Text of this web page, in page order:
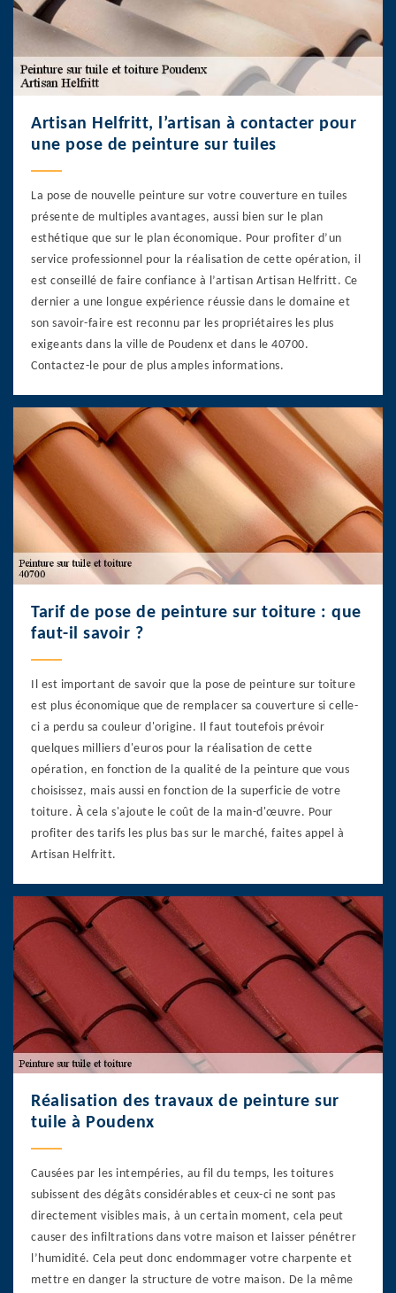
Artisan Helfritt, l’artisan à contacter pour
une pose de peinture sur tuiles
La pose de nouvelle peinture sur votre couverture en tuiles
présente de multiples avantages, aussi bien sur le plan
esthétique que sur le plan économique. Pour profiter d’un
service professionnel pour la réalisation de cette opération, il
est conseillé de faire confiance à l’artisan Artisan Helfritt. Ce
dernier a une longue expérience réussie dans le domaine et
son savoir-faire est reconnu par les propriétaires les plus
exigeants dans la ville de Poudenx et dans le 40700.
Contactez-le pour de plus amples informations.
Tarif de pose de peinture sur toiture : que
faut-il savoir ?
Il est important de savoir que la pose de peinture sur toiture
est plus économique que de remplacer sa couverture si celle-
ci a perdu sa couleur d'origine. Il faut toutefois prévoir
quelques milliers d'euros pour la réalisation de cette
opération, en fonction de la qualité de la peinture que vous
choisissez, mais aussi en fonction de la superficie de votre
toiture. À cela s'ajoute le coût de la main-d'œuvre. Pour
profiter des tarifs les plus bas sur le marché, faites appel à
Artisan Helfritt.
Réalisation des travaux de peinture sur
tuile à Poudenx
Causées par les intempéries, au fil du temps, les toitures
subissent des dégâts considérables et ceux-ci ne sont pas
directement visibles mais, à un certain moment, cela peut
causer des infiltrations dans votre maison et laisser pénétrer
l’humidité. Cela peut donc endommager votre charpente et
mettre en danger la structure de votre maison. De la même